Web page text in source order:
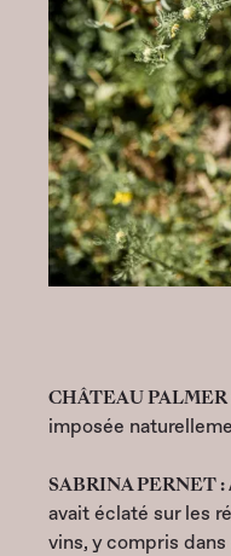
CHÂTEAU PALMER
imposée
SABRINA PERNET :
avait éclaté sur les
vins, y compris